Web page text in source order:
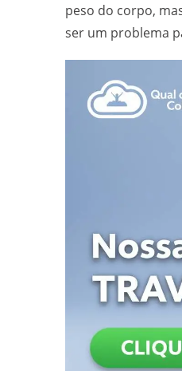
peso do corpo,
ser um problema